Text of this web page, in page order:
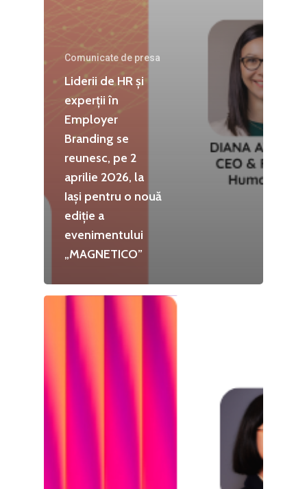
Comunicate de presa
Liderii de HR și
experții în
Employer
Branding se
reunesc, pe 2
aprilie 2026, la
Iași pentru o nouă
ediție a
evenimentului
„MAGNETICO”
Home
Evenimente
Modelul economic
România – orizont